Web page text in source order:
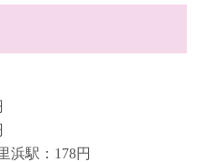
浜駅：178円